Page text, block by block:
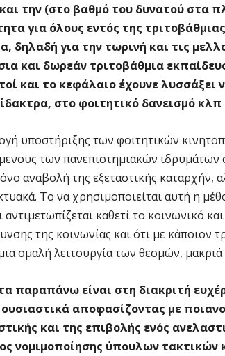
την (στο βαθμό του δυνατού στα
για όλους εντός της
δηλαδή για την τωρινή και τις
και δωρεάν τριτοβάθμια
και το κεφάλαιο έχουνε λυσσάξει
στο φοιτητικό δανεισμό κλπ
υποστήριξης των φοιτητικών
των πανεπιστημιακών
αναβολή της εξεταστικής καταρχήν,
Το να χρησιμοποιείται αυτή η
αντιμετωπίζεται καθετί το κοινωνικό
της κοινωνίας και ότι με κάποιον
ομαλή λειτουργία των θεσμών, μακριά
παραπάνω είναι στη διακριτή
αποφασίζοντας με
και της επιβολής ενός
νομιμοποίησης ύπουλων